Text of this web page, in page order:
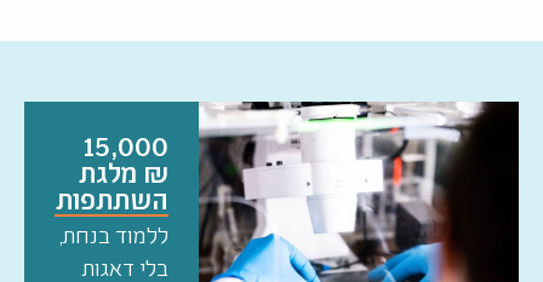
15,000
₪ מלגת
השתתפות
ללמוד בנחת,
בלי דאגות